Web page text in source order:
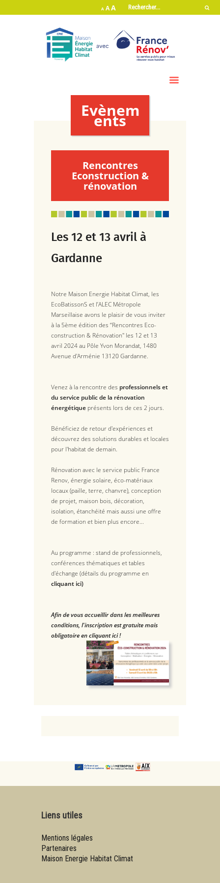
A AA
Evènem
ents
Rencontres
Econstruction &
rénovation
Les 12 et 13 avril à
Gardanne
Notre Maison Energie Habitat Climat, les
EcoBatissonS et l’ALEC Métropole
Marseillaise avons le plaisir de vous inviter
à la 5ème édition des “Rencontres Eco-
construction & Rénovation" les 12 et 13
avril 2024 au Pôle Yvon Morandat, 1480
Avenue d'Arménie 13120 Gardanne.
Venez à la rencontre des professionnels et
du service public de la rénovation
énergétique présents lors de ces 2 jours.
Bénéficiez de retour d'expériences et
découvrez des solutions durables et locales
pour l'habitat de demain.
Rénovation avec le service public France
Renov, énergie solaire, éco-matériaux
locaux (paille, terre, chanvre), conception
de projet, maison bois, décoration,
isolation, étanchéité mais aussi une offre
de formation et bien plus encore...
Au programme : stand de professionnels,
conférences thématiques et tables
d'échange (détails du programme en
cliquant ici)
Afin de vous accueillir dans les meilleures
conditions, l'inscription est gratuite mais
obligatoire encliquant ici!
Liens utiles
Mentions légales
Partenaires
Maison Energie Habitat Climat